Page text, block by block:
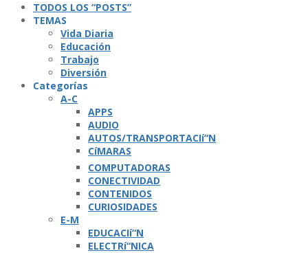
TODOS LOS “POSTS”
TEMAS
Vida Diaria
Educación
Trabajo
Diversión
Categorí­as
A-C
APPS
AUDIO
AUTOS/TRANSPORTACIí“N
CíMARAS
COMPUTADORAS
CONECTIVIDAD
CONTENIDOS
CURIOSIDADES
E-M
EDUCACIí“N
ELECTRí“NICA